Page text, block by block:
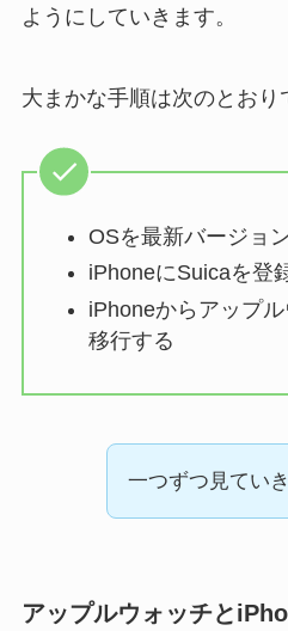
ようにしていきます。
大まかな手順は次のとおり
OSを最新バージョ
iPhoneにSuicaを登
iPhoneからアップ
移行する
一つずつ見てい
アップルウォッチと